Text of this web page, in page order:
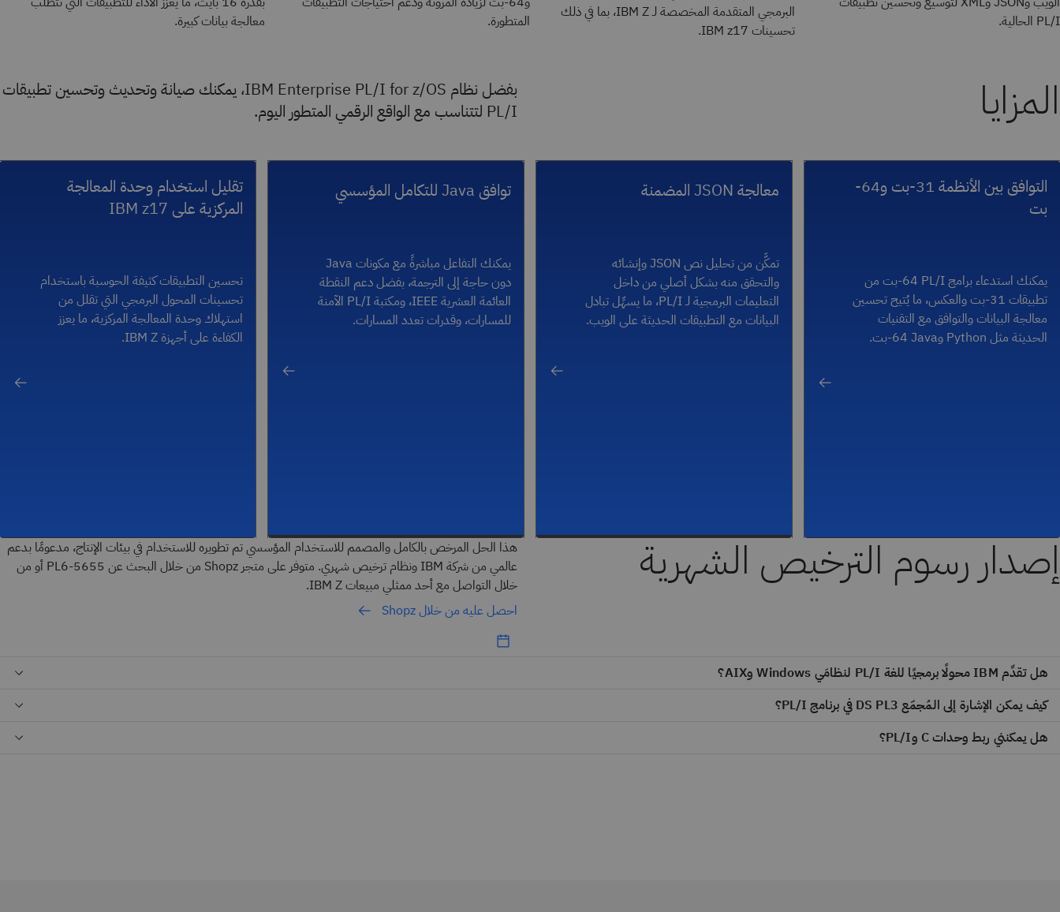
PL/I الحالية.
البرمجي المتقدمة المخصصة لـ IBM Z، بما في ذلك
تحسينات IBM z17.
المتطورة.
معالجة بيانات كبيرة.
المزايا
بفضل نظام IBM Enterprise PL/I for z/OS، يمكنك صيانة وتحديث وتحسين تطبيقات
PL/I لتتناسب مع الواقع الرقمي المتطور اليوم.
التوافق بين الأنظمة 31-بت و64-
بت
يمكنك استدعاء برامج PL/I ‏64-بت من
تطبيقات 31-بت والعكس، ما يُتيح تحسين
معالجة البيانات والتوافق مع التقنيات
الحديثة مثل Python وJava ‏64-بت.
معالجة JSON المضمنة
تمكَّن من تحليل نص JSON وإنشائه
والتحقق منه بشكل أصلي من داخل
التعليمات البرمجية لـ PL/I، ما يسهِّل تبادل
البيانات مع التطبيقات الحديثة على الويب.
توافق Java للتكامل المؤسسي
يمكنك التفاعل مباشرةً مع مكونات Java
دون حاجة إلى الترجمة، بفضل دعم النقطة
العائمة العشرية IEEE، ومكتبة PL/I الآمنة
للمسارات، وقدرات تعدد المسارات.
تقليل استخدام وحدة المعالجة
المركزية على IBM z17
تحسين التطبيقات كثيفة الحوسبة باستخدام
تحسينات المحول البرمجي التي تقلل من
استهلاك وحدة المعالجة المركزية، ما يعزز
الكفاءة على أجهزة IBM Z.
إصدار رسوم الترخيص الشهرية
هذا الحل المرخص بالكامل والمصمم للاستخدام المؤسسي تم تطويره للاستخدام في بيئات الإنتاج، مدعومًا بدعم
عالمي من شركة IBM ونظام ترخيص شهري. متوفر على متجر Shopz من خلال البحث عن 5655-PL6 أو من
خلال التواصل مع أحد ممثلي مبيعات IBM Z.
احصل عليه من خلال Shopz
هل تقدِّم IBM محولًا برمجيًا للغة PL/I لنظامَي Windows وAIX؟
كيف يمكن الإشارة إلى المُجمّع DS PL3 في برنامج PL/I؟
هل يمكنني ربط وحدات C وPL/I؟